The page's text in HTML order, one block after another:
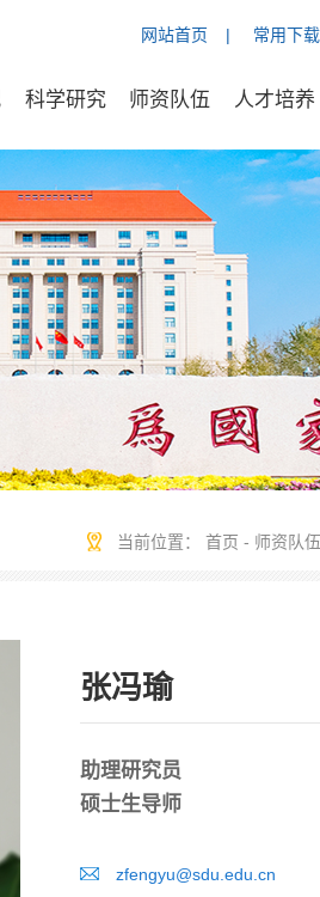
网站首页 | 常用下载
科学研究 师资队伍 人才培养
当前位置： 首页 - 师资队伍
张冯瑜
助理研究员
硕士生导师
zfengyu@sdu.edu.cn